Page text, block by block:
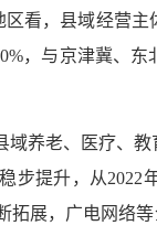
看，县域经营
，与京津冀、
养老、医疗、
提升，从2022
展，广电网络